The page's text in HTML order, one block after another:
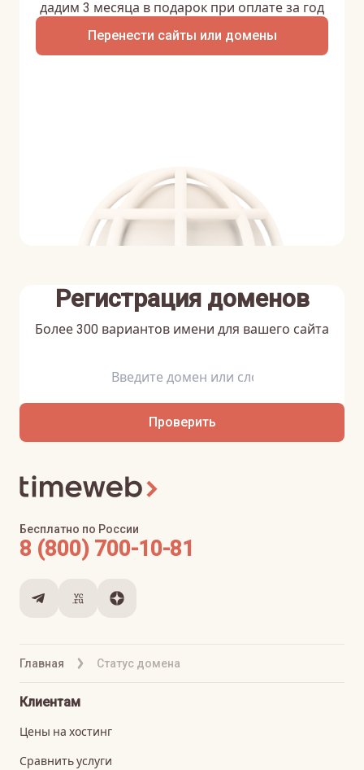
Перенести сайты или домены
дадим 3 месяца в подарок при оплате за год
Регистрация доменов
Более 300 вариантов имени для вашего сайта
Проверить
Главная Статус домена
Бесплатно по России
8 (800) 700-10-81
Клиентам
Цены на хостинг
Сравнить услуги